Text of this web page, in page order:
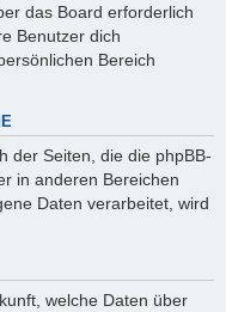
das Board erforderlich
Benutzer dich
Bereich
der Seiten, die die phpBB-
in anderen Bereichen
Daten verarbeitet, wird
welche Daten über